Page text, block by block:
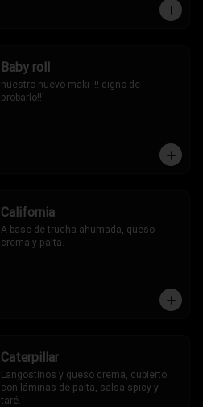
Baby roll
nuestro nuevo maki !!! digno de
probarlo!!!
California
A base de trucha ahumada, queso
crema y palta.
Caterpillar
Langostinos y queso crema, cubierto
con láminas de palta, salsa spicy y
taré.